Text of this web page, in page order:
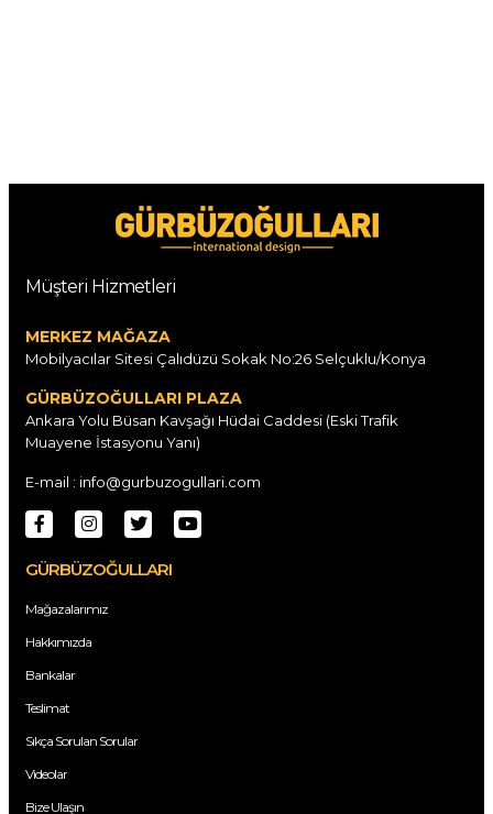
Müşteri Hizmetleri
MERKEZ MAĞAZA
Mobilyacılar Sitesi Çalıdüzü Sokak No:26 Selçuklu/Konya
GÜRBÜZOĞULLARI PLAZA
Ankara Yolu Büsan Kavşağı Hüdai Caddesi (Eski Trafik
Muayene İstasyonu Yanı)
E-mail : info@gurbuzogullari.com
GÜRBÜZOĞULLARI
Mağazalarımız
Hakkımızda
Bankalar
Teslimat
Sıkça Sorulan Sorular
Videolar
Bize Ulaşın